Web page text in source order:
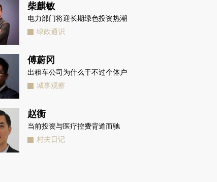
柴麒敏
电力部门将迎长期绿色投资热潮
绿政通识
傅蔚冈
出租车公司为什么干不过个体户
城事观察
赵衡
当前投资与医疗控费背道而驰
村夫日记